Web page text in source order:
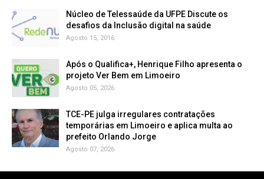
Núcleo de Telessaúde da UFPE Discute os
Agosto 15, 2016
Após o Qualifica+, Henrique Filho apresenta o
projeto Ver Bem em Limoeiro
Agosto 05, 2026
TCE-PE julga irregulares contratações
temporárias em Limoeiro e aplica multa ao
prefeito Orlando Jorge
Agosto 07, 2026